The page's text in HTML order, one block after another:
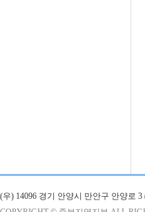
(우) 14096 경기 안양시 만안구 안양로